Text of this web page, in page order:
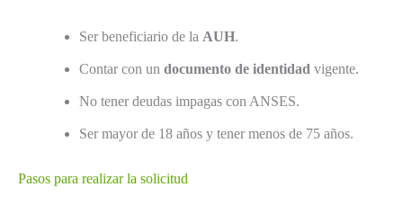
Ser beneficiario de la AUH.
Contar con un documento de identidad vigente.
No tener deudas impagas con ANSES.
Ser mayor de 18 años y tener menos de 75 años.
Pasos para realizar la solicitud